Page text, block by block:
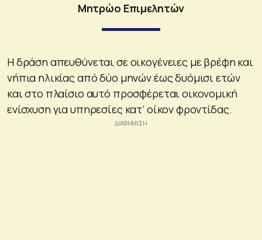
Μητρώο Επιμελητών
Η δράση απευθύνεται σε οικογένειες με βρέφη και
νήπια ηλικίας από δύο μηνών έως δυόμισι ετών
και στο πλαίσιο αυτό προσφέρεται οικονομική
ενίσχυση για υπηρεσίες κατ’ οίκον φροντίδας.